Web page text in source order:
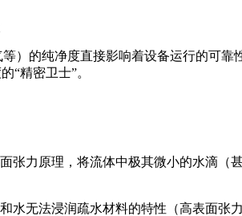
）的纯净度直接影响着设备运行的可靠
“精密卫士”。
力原理，将流体中极其微小的水滴（
水无法浸润疏水材料的特性（高表面张